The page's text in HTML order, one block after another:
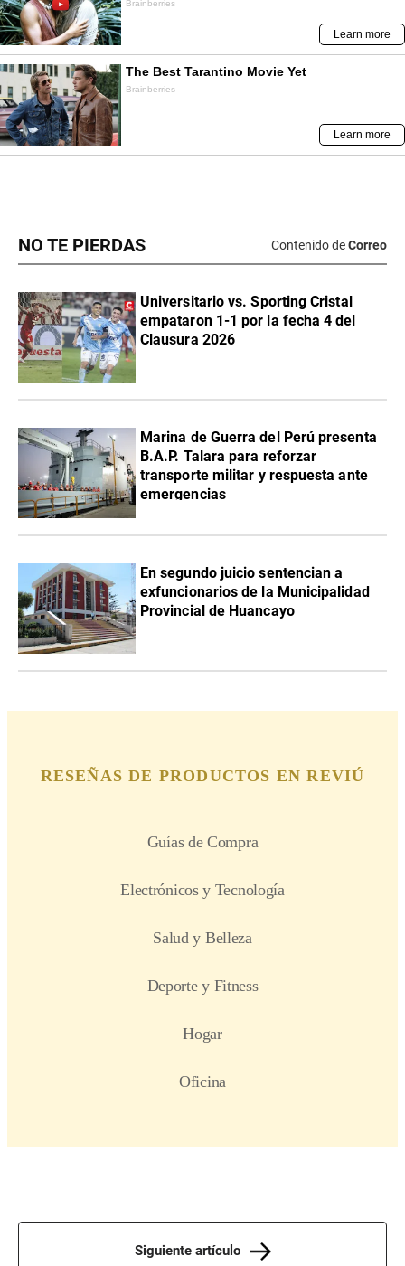
NO TE PIERDAS Contenido deCorreo
Universitario vs. Sporting Cristal
empataron 1-1 por la fecha 4 del
Clausura 2026
Marina de Guerra del Perú presenta
B.A.P. Talara para reforzar
transporte militar y respuesta ante
emergencias
En segundo juicio sentencian a
exfuncionarios de la Municipalidad
Provincial de Huancayo
Siguiente artículo